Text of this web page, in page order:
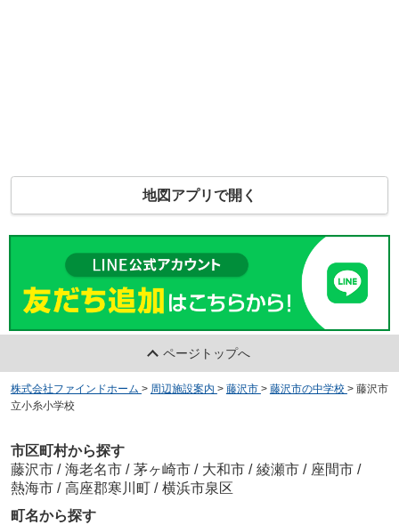
地図アプリで開く
ページトップへ
株式会社ファインドホーム > 周辺施設案内 > 藤沢市 > 藤沢市の中学校 > 藤沢市
立小糸小学校
市区町村から探す
藤沢市 / 海老名市 / 茅ヶ崎市 / 大和市 / 綾瀬市 / 座間市 /
熱海市 / 高座郡寒川町 / 横浜市泉区
町名から探す